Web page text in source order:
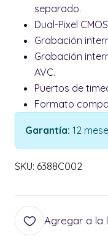
separado.
Dual-Pixel
Grabación
Grabación
AVC.
Puertos de
Formato
Garantía: 12
SKU: 6388C002
Agregar a la